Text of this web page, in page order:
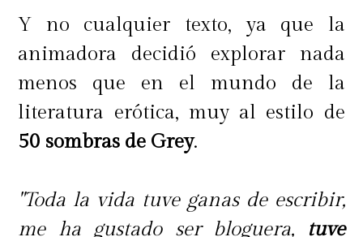
En las últimas semanas he
escuchado más de una vez cosas
"Me siento vacía" o
"Siento
que algo me falta, pero no sé qué"
La respuesta, después de ahondar
en nosotras mismas, es que muchas
veces lo que hacemos, el cómo lo
hacemos o el para qué lo hacemos
Y no cualquier texto, ya que la
animadora decidió explorar nada
menos que en el mundo de la
literatura erótica, muy al estilo de
50 sombras de Grey.
"Toda la vida tuve ganas de escribir,
me ha gustado ser bloguera, tuve